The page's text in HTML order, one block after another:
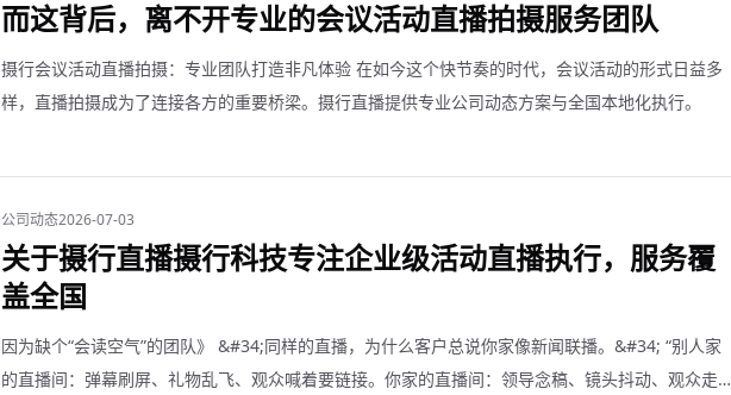
而这背后，离不开专业的会议活动直播拍摄服务团队
摄行会议活动直播拍摄：专业团队打造非凡体验 在如今这个快节奏的时代，会议活动的形式日益多
样，直播拍摄成为了连接各方的重要桥梁。摄行直播提供专业公司动态方案与全国本地化执行。
公司动态2026-07-03
关于摄行直播摄行科技专注企业级活动直播执行，服务覆
盖全国
因为缺个“会读空气”的团队》 &#34;同样的直播，为什么客户总说你家像新闻联播。&#34; “别人家
的直播间：弹幕刷屏、礼物乱飞、观众喊着要链接。你家的直播间：领导念稿、镜头抖动、观众走神